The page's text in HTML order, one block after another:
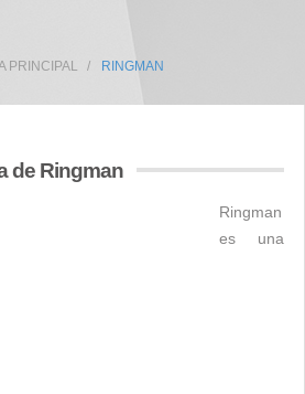
PRINCIPAL RINGMAN
de Ringman
Ringman
es una